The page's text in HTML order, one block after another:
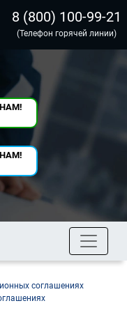
8 (800) 100-99-21
(Телефон горячей линии)
соглашениях